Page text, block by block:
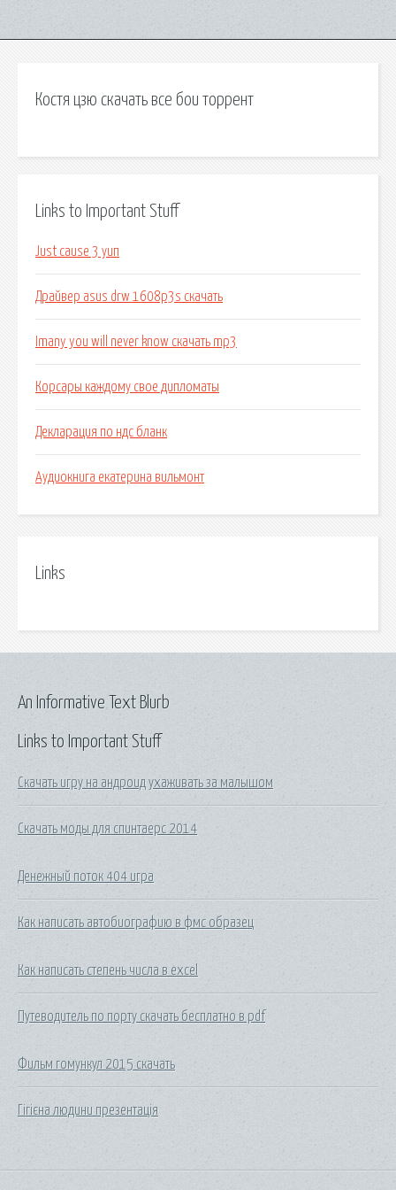
Костя цзю скачать все бои торрент
Links to Important Stuff
Just cause 3 уип
Драйвер asus drw 1608p3s скачать
Imany you will never know скачать mp3
Корсары каждому свое дипломаты
Декларация по ндс бланк
Аудиокнига екатерина вильмонт
Links
Links to Important Stuff
Скачать игру на андроид ухаживать за малышом
Скачать моды для спинтаерс 2014
Денежный поток 404 игра
Как написать автобиографию в фмс образец
Как написать степень числа в excel
Путеводитель по порту скачать бесплатно в pdf
Фильм гомункул 2015 скачать
Гігієна людини презентація
An Informative Text Blurb